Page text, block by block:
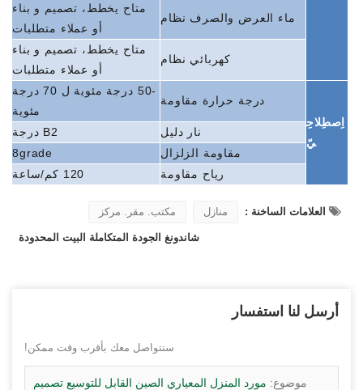
ماء العرض والصرف نظام
متاح يخطط، تصميم و بناء
أو عملاء متطلبات
كهربائي نظام
متاح يخطط، تصميم و بناء
أو عملاء متطلبات
اِصطِلاحِ
يّ
درجة حرارة مقاومة
-50 درجة مئوية ل
70 درجة
مئوية
نار دليل B2 درجة
مقاومة الزلزال
8grade
رياح مقاومة 120 كم/ساعة
العلامات الساخنة : منازل مكتب. مقر. مركز
شاندونغ الجودة المتكاملة البيت المحدودة
أرسل لنا استفسار
سنتواصل معك بأقرب وقت ممكن!
موضوع: مورد المنزل المعياري الصين القابل للتوسيع تصميم